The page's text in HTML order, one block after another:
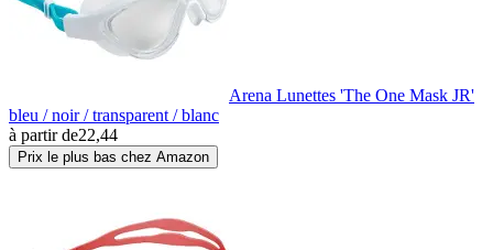
Arena Lunettes 'The One Mask JR'
bleu / noir / transparent / blanc
à partir de22,44
Prix le plus bas chez Amazon